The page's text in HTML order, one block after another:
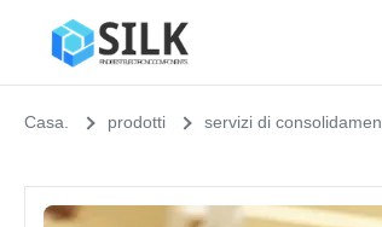
Casa. prodotti servizi di